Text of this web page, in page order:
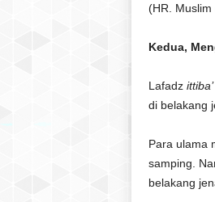
(HR. Muslim
Kedua,
Lafadz ittiba’
di belakang
Para ulama
samping.
belakang